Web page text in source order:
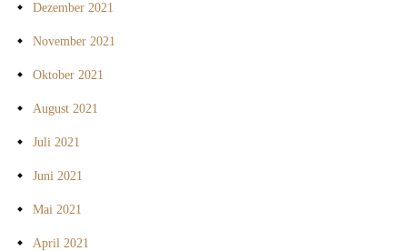
Dezember 2021
November 2021
Oktober 2021
August 2021
Juli 2021
Juni 2021
Mai 2021
April 2021